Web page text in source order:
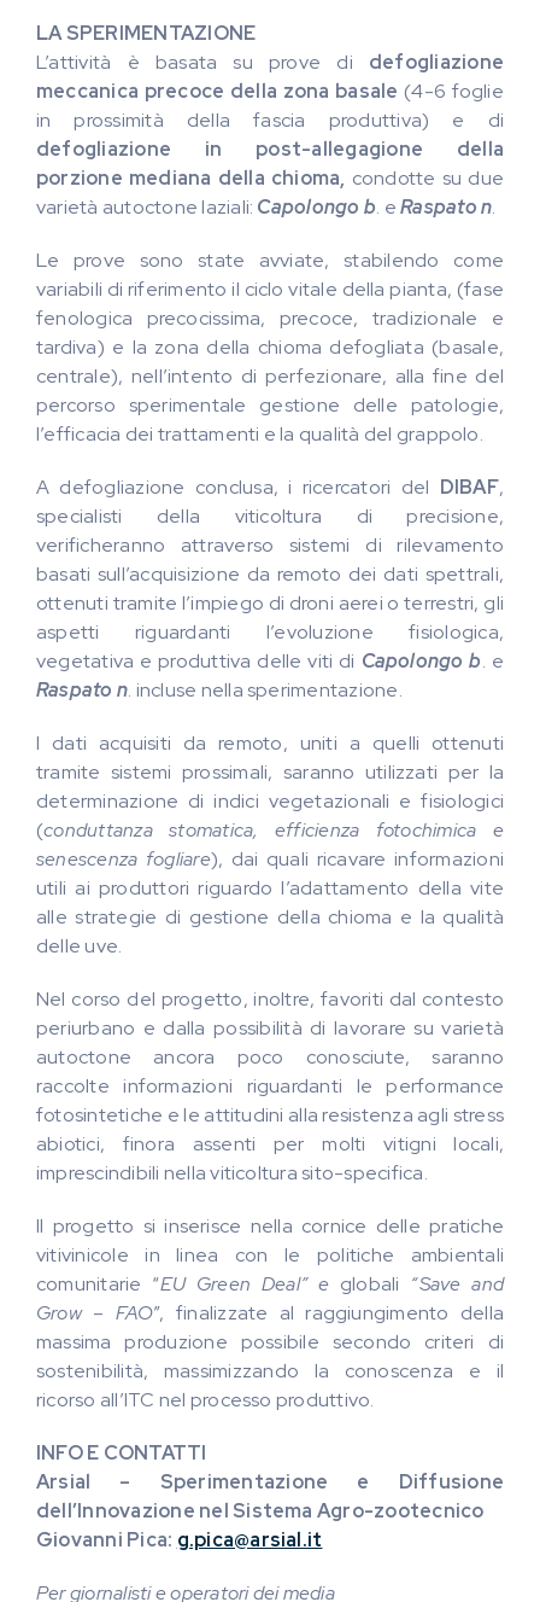
LA SPERIMENTAZIONE
L’attività è basata su prove di defogliazione
meccanica precoce della zona basale (4-6 foglie
in prossimità della fascia produttiva) e di
defogliazione in post-allegagione della
porzione mediana della chioma, condotte su due
varietà autoctone laziali: Capolongo b. eRaspato n.
Le prove sono state avviate, stabilendo come
variabili di riferimento il ciclo vitale della pianta, (fase
fenologica precocissima, precoce, tradizionale e
tardiva) e la zona della chioma defogliata (basale,
centrale), nell’intento di perfezionare, alla fine del
percorso sperimentale gestione delle patologie,
l’efficacia dei trattamenti e la qualità del grappolo.
A defogliazione conclusa, i ricercatori del DIBAF,
specialisti della viticoltura di precisione,
verificheranno attraverso sistemi di rilevamento
basati sull’acquisizione da remoto dei dati spettrali,
ottenuti tramite l’impiego di droni aerei o terrestri, gli
aspetti riguardanti l’evoluzione fisiologica,
vegetativa e produttiva delle viti di Capolongo b. e
Raspato n. incluse nella sperimentazione.
I dati acquisiti da remoto, uniti a quelli ottenuti
tramite sistemi prossimali, saranno utilizzati per la
determinazione di indici vegetazionali e fisiologici
(conduttanza stomatica, efficienza fotochimica e
senescenza fogliare), dai quali ricavare informazioni
utili ai produttori riguardo l’adattamento della vite
alle strategie di gestione della chioma e la qualità
delle uve.
Nel corso del progetto, inoltre, favoriti dal contesto
periurbano e dalla possibilità di lavorare su varietà
autoctone ancora poco conosciute, saranno
raccolte informazioni riguardanti le performance
fotosintetiche e le attitudini alla resistenza agli stress
abiotici, finora assenti per molti vitigni locali,
imprescindibili nella viticoltura sito-specifica.
Il progetto si inserisce nella cornice delle pratiche
vitivinicole in linea con le politiche ambientali
comunitarie “EU Green Deal” e globali “Save and
Grow– FAO”, finalizzate al raggiungimento della
massima produzione possibile secondo criteri di
sostenibilità, massimizzando la conoscenza e il
ricorso all’ITC nel processo produttivo.
INFO E CONTATTI
Arsial – Sperimentazione e Diffusione
dell’Innovazione nel Sistema Agro-zootecnico
Giovanni Pica: g.pica@arsial.it
Per giornalisti e operatori dei media